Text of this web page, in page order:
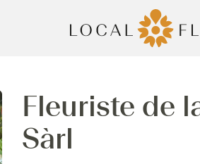
Fleuriste de
Sàrl